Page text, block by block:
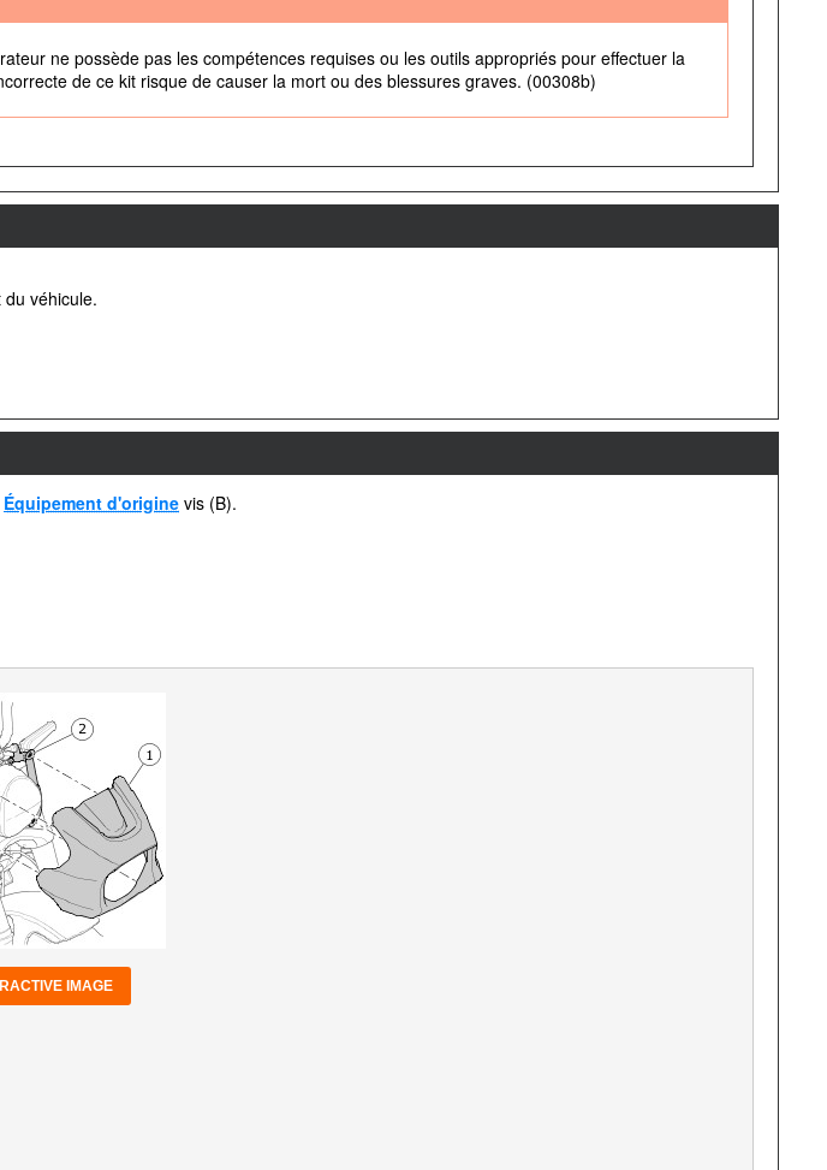
ne possède pas les compétences requises ou les outils appropriés pour effectuer la
de ce kit risque de causer la mort ou des blessures graves. (00308b)
véhicule.
Équipement d'origine vis (B).
IMAGE